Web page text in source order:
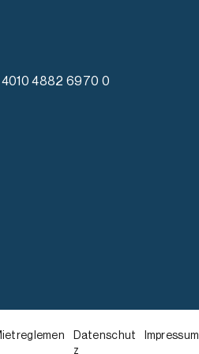
4882 6970 0
Datenschut
z
Impressum